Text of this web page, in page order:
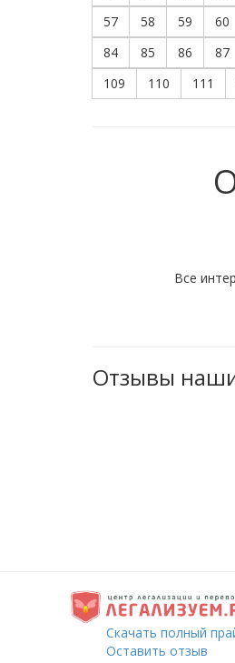
57
58 59 60
84
85 86 87
109
110 111
Все
Отзывы
Скачать полный
Оставить отзыв